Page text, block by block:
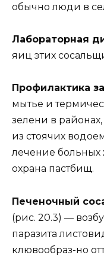
обычно люди в
Лабораторная
яиц этих
Профилактика
мытье и
зелени в
из стоячих
лечение больных
охрана пастбищ.
Печеночный
(рис. 20.3) —
паразита
клювообраз-но